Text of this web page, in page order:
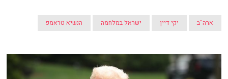
ארה"ב יקי דיין ישראל במלחמה הנשיא טראמפ